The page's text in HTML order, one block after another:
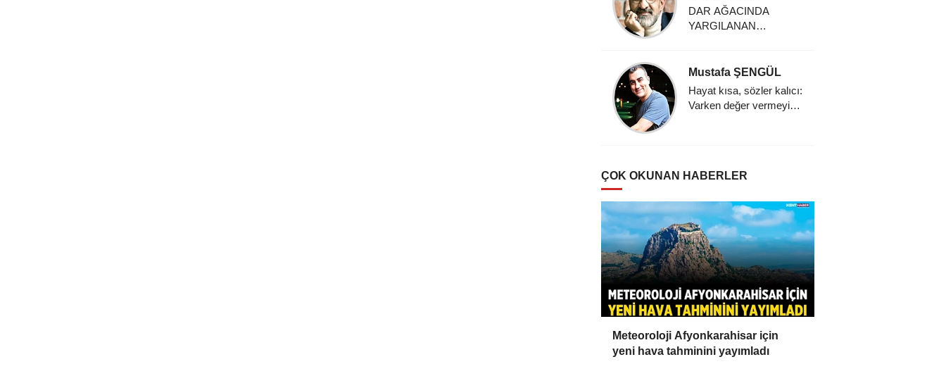
DAR AĞACINDA
YARGILANAN
Mustafa ŞENGÜL
Hayat kısa, sözler kalıcı:
Varken değer vermeyi
ÇOK OKUNAN HABERLER
Meteoroloji Afyonkarahisar için
yeni hava tahminini yayımladı